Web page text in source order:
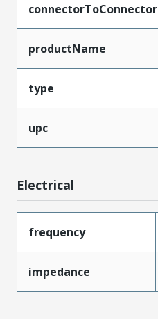
connectorToConnector
productName
type
upc
Electrical
frequency
impedance